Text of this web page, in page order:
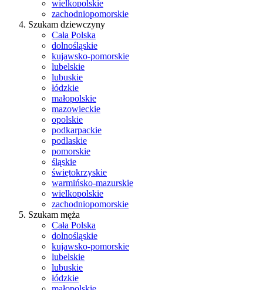
wielkopolskie
zachodniopomorskie
Szukam dziewczyny
Cała Polska
dolnośląskie
kujawsko-pomorskie
lubelskie
lubuskie
łódzkie
małopolskie
mazowieckie
opolskie
podkarpackie
podlaskie
pomorskie
śląskie
świętokrzyskie
warmińsko-mazurskie
wielkopolskie
zachodniopomorskie
Szukam męża
Cała Polska
dolnośląskie
kujawsko-pomorskie
lubelskie
lubuskie
łódzkie